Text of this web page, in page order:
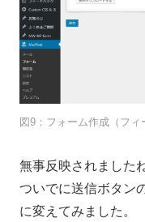
図9：フォーム作成（フィ
無事反映されましたね
ついでに送信ボタン
に変えてみました。